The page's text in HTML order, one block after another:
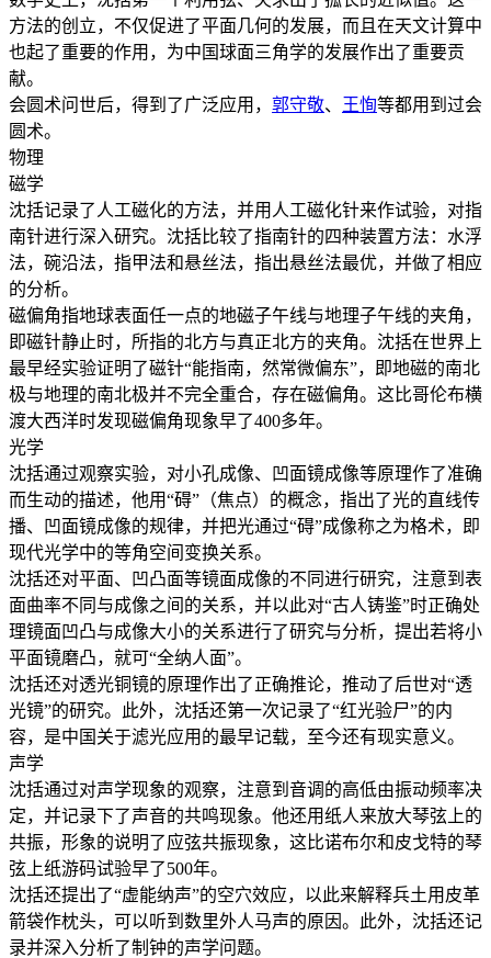
方法的创立，不仅促进了平面几何的发展，而且在天文计算中
也起了重要的作用，为中国球面三角学的发展作出了重要贡
献。
会圆术问世后，得到了广泛应用， 郭守敬、 王恂等都用到过会
圆术。
物理
磁学
沈括记录了人工磁化的方法，并用人工磁化针来作试验，对指
南针进行深入研究。沈括比较了指南针的四种装置方法：水浮
法，碗沿法，指甲法和悬丝法，指出悬丝法最优，并做了相应
的分析。
磁偏角指地球表面任一点的地磁子午线与地理子午线的夹角，
即磁针静止时，所指的北方与真正北方的夹角。沈括在世界上
最早经实验证明了磁针“能指南，然常微偏东”，即地磁的南北
极与地理的南北极并不完全重合，存在磁偏角。这比哥伦布横
渡大西洋时发现磁偏角现象早了400多年。
光学
沈括通过观察实验，对小孔成像、凹面镜成像等原理作了准确
而生动的描述，他用“碍”（焦点）的概念，指出了光的直线传
播、凹面镜成像的规律，并把光通过“碍”成像称之为格术，即
现代光学中的等角空间变换关系。
沈括还对平面、凹凸面等镜面成像的不同进行研究，注意到表
面曲率不同与成像之间的关系，并以此对“古人铸鉴”时正确处
理镜面凹凸与成像大小的关系进行了研究与分析，提出若将小
平面镜磨凸，就可“全纳人面”。
沈括还对透光铜镜的原理作出了正确推论，推动了后世对“透
光镜”的研究。此外，沈括还第一次记录了“红光验尸”的内
容，是中国关于滤光应用的最早记载，至今还有现实意义。
声学
沈括通过对声学现象的观察，注意到音调的高低由振动频率决
定，并记录下了声音的共鸣现象。他还用纸人来放大琴弦上的
共振，形象的说明了应弦共振现象，这比诺布尔和皮戈特的琴
弦上纸游码试验早了500年。
沈括还提出了“虚能纳声”的空穴效应，以此来解释兵土用皮革
箭袋作枕头，可以听到数里外人马声的原因。此外，沈括还记
录并深入分析了制钟的声学问题。